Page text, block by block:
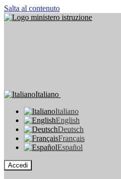
Salta al contenuto
Italiano
Italiano
English
Deutsch
Français
Español
Accedi